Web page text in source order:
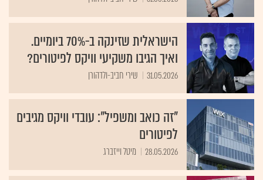
הישראלית שזינקה ב-70% ביומיים.
ואיך הגיבו משקיעי וויקס לפיטורים?
31.05.2026 שירי חביב-ולדהורן
"זה כואב ומשפיל": עובדי וויקס מגיבים
לפיטורים
28.05.2026 מיטל וייזברג